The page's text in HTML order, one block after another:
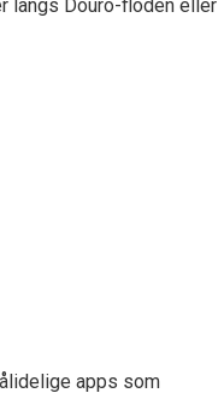
langs Douro-floden eller
apps som